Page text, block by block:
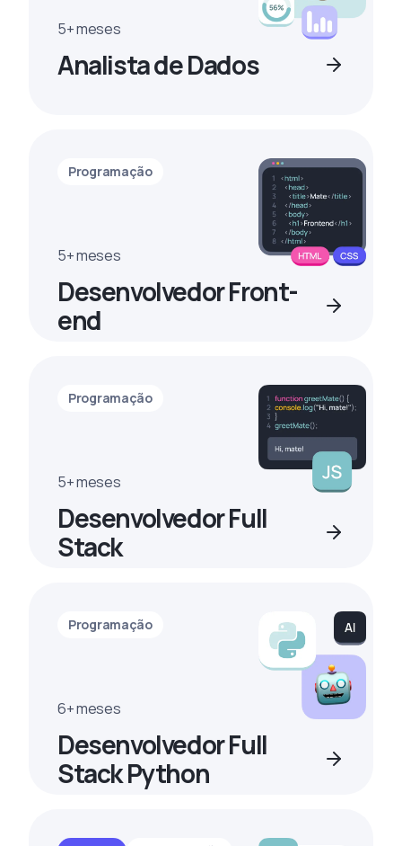
5+ meses
Analista de Dados
Programação
5+ meses
Desenvolvedor Front-
end
Programação
5+ meses
Desenvolvedor Full
Stack
Programação
6+ meses
Desenvolvedor Full
Stack Python